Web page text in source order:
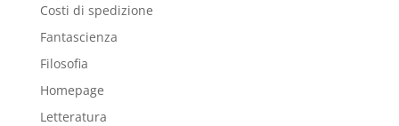
Costi di spedizione
Fantascienza
Filosofia
Homepage
Letteratura